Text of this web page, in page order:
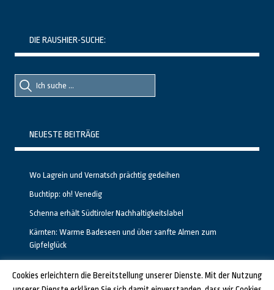
DIE RAUSHIER-SUCHE:
Suche
nach::
Suche
nach:
NEUESTE BEITRÄGE
Wo Lagrein und Vernatsch prächtig gedeihen
Buchtipp: oh! Venedig
Schenna erhält Südtiroler Nachhaltigkeitslabel
Kärnten: Warme Badeseen und über sanfte Almen zum
Gipfelglück
Cookies erleichtern die Bereitstellung unserer Dienste. Mit der Nutzung